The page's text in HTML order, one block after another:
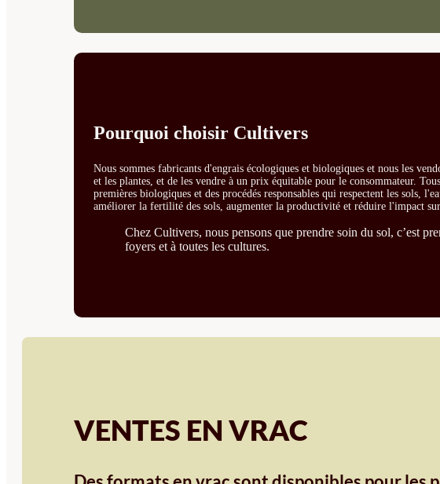
Pourquoi choisir Cultivers
Nous sommes fabricants d'engrais écologiques et biologiques et nous les
et les plantes, et de les vendre à un prix équitable pour le consommateur.
premières biologiques et des procédés responsables qui respectent les sols,
améliorer la fertilité des sols, augmenter la productivité et réduire l'impact
Chez Cultivers, nous pensons que prendre soin du sol, c’est
foyers et à toutes les cultures.
VENTES EN VRAC